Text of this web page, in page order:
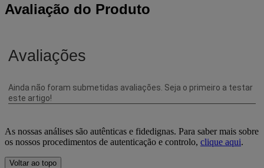
Avaliação do Produto
As nossas análises são autênticas e fidedignas. Para saber mais sobre
os nossos procedimentos de autenticação e controlo, clique aqui.
Voltar ao topo